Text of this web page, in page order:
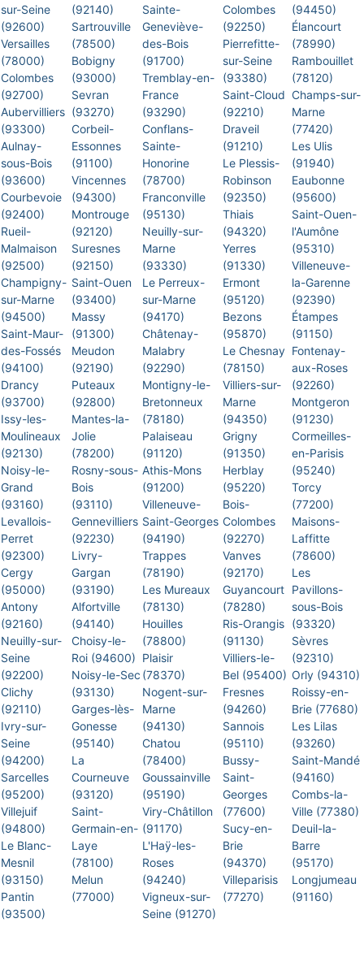
sur-Seine
(92600)
Versailles
(78000)
Colombes
(92700)
Aubervilliers
(93300)
Aulnay-
sous-Bois
(93600)
Courbevoie
(92400)
Rueil-
Malmaison
(92500)
Champigny-
sur-Marne
(94500)
Saint-Maur-
des-Fossés
(94100)
Drancy
(93700)
Issy-les-
Moulineaux
(92130)
Noisy-le-
Grand
(93160)
Levallois-
Perret
(92300)
Cergy
(95000)
Antony
(92160)
Neuilly-sur-
Seine
(92200)
Clichy
(92110)
Ivry-sur-
Seine
(94200)
Sarcelles
(95200)
Villejuif
(94800)
Le Blanc-
Mesnil
(93150)
Pantin
(93500)
(92140)
Sartrouville
(78500)
Bobigny
(93000)
Sevran
(93270)
Corbeil-
Essonnes
(91100)
Vincennes
(94300)
Montrouge
(92120)
Suresnes
(92150)
Saint-Ouen
(93400)
Massy
(91300)
Meudon
(92190)
Puteaux
(92800)
Mantes-la-
Jolie
(78200)
Rosny-sous-
Bois
(93110)
Gennevilliers
(92230)
Livry-
Gargan
(93190)
Alfortville
(94140)
Choisy-le-
Roi (94600)
Noisy-le-Sec
(93130)
Garges-lès-
Gonesse
(95140)
La
Courneuve
(93120)
Saint-
Germain-en-
Laye
(78100)
Melun
(77000)
Sainte-
Geneviève-
des-Bois
(91700)
Tremblay-en-
France
(93290)
Conflans-
Sainte-
Honorine
(78700)
Franconville
(95130)
Neuilly-sur-
Marne
(93330)
Le Perreux-
sur-Marne
(94170)
Châtenay-
Malabry
(92290)
Montigny-le-
Bretonneux
(78180)
Palaiseau
(91120)
Athis-Mons
(91200)
Villeneuve-
Saint-Georges
(94190)
Trappes
(78190)
Les Mureaux
(78130)
Houilles
(78800)
Plaisir
(78370)
Nogent-sur-
Marne
(94130)
Chatou
(78400)
Goussainville
(95190)
Viry-Châtillon
(91170)
L'Haÿ-les-
Roses
(94240)
Vigneux-sur-
Seine (91270)
Colombes
(92250)
Pierrefitte-
sur-Seine
(93380)
Saint-Cloud
(92210)
Draveil
(91210)
Le Plessis-
Robinson
(92350)
Thiais
(94320)
Yerres
(91330)
Ermont
(95120)
Bezons
(95870)
Le Chesnay
(78150)
Villiers-sur-
Marne
(94350)
Grigny
(91350)
Herblay
(95220)
Bois-
Colombes
(92270)
Vanves
(92170)
Guyancourt
(78280)
Ris-Orangis
(91130)
Villiers-le-
Bel (95400)
Fresnes
(94260)
Sannois
(95110)
Bussy-
Saint-
Georges
(77600)
Sucy-en-
Brie
(94370)
Villeparisis
(77270)
(94450)
Élancourt
(78990)
Rambouillet
(78120)
Champs-sur-
Marne
(77420)
Les Ulis
(91940)
Eaubonne
(95600)
Saint-Ouen-
l'Aumône
(95310)
Villeneuve-
la-Garenne
(92390)
Étampes
(91150)
Fontenay-
aux-Roses
(92260)
Montgeron
(91230)
Cormeilles-
en-Parisis
(95240)
Torcy
(77200)
Maisons-
Laffitte
(78600)
Les
Pavillons-
sous-Bois
(93320)
Sèvres
(92310)
Orly (94310)
Roissy-en-
Brie (77680)
Les Lilas
(93260)
Saint-Mandé
(94160)
Combs-la-
Ville (77380)
Deuil-la-
Barre
(95170)
Longjumeau
(91160)